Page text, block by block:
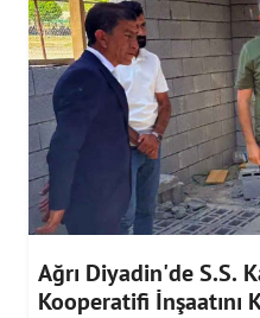
Ağrı Diyadin'de S.S.
Kooperatifi İnşaatını